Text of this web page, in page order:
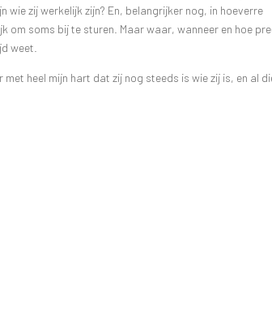
wie zij werkelijk zijn? En, belangrijker nog, in hoeverre
om soms bij te sturen. Maar waar, wanneer en hoe
weet.
met heel mijn hart dat zij nog steeds is wie zij is, en al